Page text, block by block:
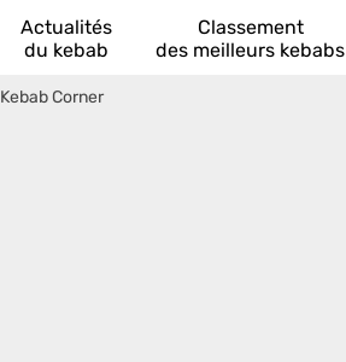
Actualités
du kebab
Classement
des meilleurs kebabs
Kebab Corner